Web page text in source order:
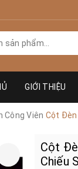
GIỚI THIỆU
Công Viên Cột Đèn
Cột
Chiếu